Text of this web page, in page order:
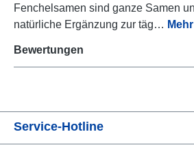
Fenchelsamen sind ganze Samen
natürliche Ergänzung zur täg… Mehr
Bewertungen
Service-Hotline